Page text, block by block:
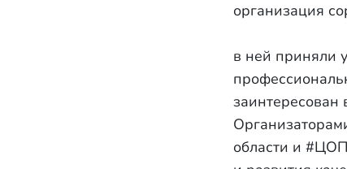
организация
в ней приняли
заинтересован
области и